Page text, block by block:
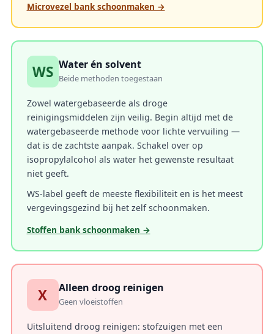
Microvezel bank schoonmaken →
WS Water én solvent
Beide methoden toegestaan
Zowel watergebaseerde als droge
reinigingsmiddelen zijn veilig. Begin altijd met de
watergebaseerde methode voor lichte vervuiling —
dat is de zachtste aanpak. Schakel over op
isopropylalcohol als water het gewenste resultaat
niet geeft.
WS-label geeft de meeste flexibiliteit en is het meest
vergevingsgezind bij het zelf schoonmaken.
Stoffen bank schoonmaken →
X Alleen droog reinigen
Geen vloeistoffen
Uitsluitend droog reinigen: stofzuigen met een